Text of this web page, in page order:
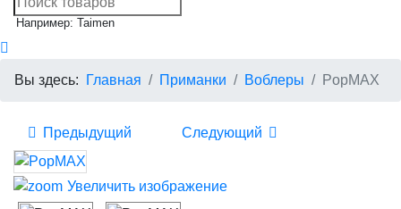
Например: Taimen
Вы здесь: Главная Приманки Воблеры PopMAX
Предыдущий Следующий
Увеличить изображение